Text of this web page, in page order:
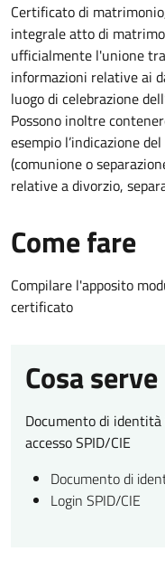
Certificato di
integrale atto di
ufficialmente l'unione
informazioni relative ai
luogo di celebrazione
Possono inoltre
esempio l’indicazione
(comunione o
relative a divorzio,
Come fare
Compilare l'apposito
certificato
Cosa serve
Documento di
accesso SPID/CIE
Documento di
Login SPID/CIE